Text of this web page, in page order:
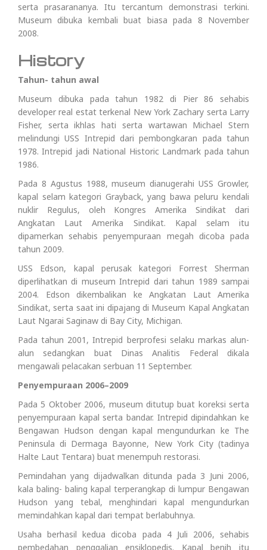
serta prasarananya. Itu tercantum demonstrasi terkini.
Museum dibuka kembali buat biasa pada 8 November
2008.
History
Tahun- tahun awal
Museum dibuka pada tahun 1982 di Pier 86 sehabis
developer real estat terkenal New York Zachary serta Larry
Fisher, serta ikhlas hati serta wartawan Michael Stern
melindungi USS Intrepid dari pembongkaran pada tahun
1978. Intrepid jadi National Historic Landmark pada tahun
1986.
Pada 8 Agustus 1988, museum dianugerahi USS Growler,
kapal selam kategori Grayback, yang bawa peluru kendali
nuklir Regulus, oleh Kongres Amerika Sindikat dari
Angkatan Laut Amerika Sindikat. Kapal selam itu
dipamerkan sehabis penyempuraan megah dicoba pada
tahun 2009.
USS Edson, kapal perusak kategori Forrest Sherman
diperlihatkan di museum Intrepid dari tahun 1989 sampai
2004. Edson dikembalikan ke Angkatan Laut Amerika
Sindikat, serta saat ini dipajang di Museum Kapal Angkatan
Laut Ngarai Saginaw di Bay City, Michigan.
Pada tahun 2001, Intrepid berprofesi selaku markas alun-
alun sedangkan buat Dinas Analitis Federal dikala
mengawali pelacakan serbuan 11 September.
Penyempuraan 2006–2009
Pada 5 Oktober 2006, museum ditutup buat koreksi serta
penyempuraan kapal serta bandar. Intrepid dipindahkan ke
Bengawan Hudson dengan kapal mengundurkan ke The
Peninsula di Dermaga Bayonne, New York City (tadinya
Halte Laut Tentara) buat menempuh restorasi.
Pemindahan yang dijadwalkan ditunda pada 3 Juni 2006,
kala baling- baling kapal terperangkap di lumpur Bengawan
Hudson yang tebal, menghindari kapal mengundurkan
memindahkan kapal dari tempat berlabuhnya.
Usaha berhasil kedua dicoba pada 4 Juli 2006, sehabis
pembedahan penggalian ensiklopedis. Kapal benih itu